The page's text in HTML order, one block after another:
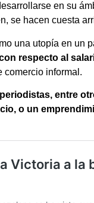
en su
se hacen cuesta
una utopía en un
respecto al
comercio informal.
entre
o un